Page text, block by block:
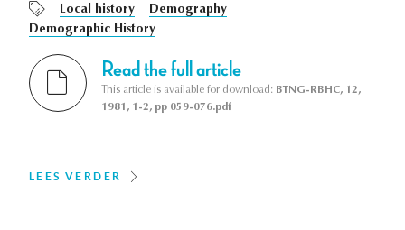
Local history
Demography
Demographic History
Read the full article
This article is available for download: BTNG-RBHC, 12,
1981, 1-2, pp 059-076.pdf
LEES VERDER